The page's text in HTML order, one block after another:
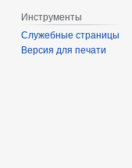
Инструменты
Служебные страницы
Версия для печати